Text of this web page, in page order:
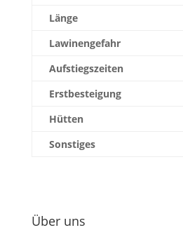
Länge
Lawinengefahr
Aufstiegszeiten
Erstbesteigung
Hütten
Sonstiges
Über uns